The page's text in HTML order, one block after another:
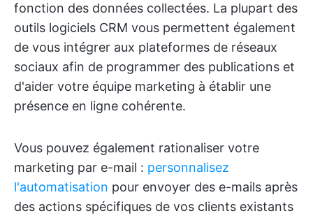
fonction des données collectées. La plupart des
outils logiciels CRM vous permettent également
de vous intégrer aux plateformes de réseaux
sociaux afin de programmer des publications et
d'aider votre équipe marketing à établir une
présence en ligne cohérente.
Vous pouvez également rationaliser votre
marketing par e-mail : personnalisez
l'automatisation pour envoyer des e-mails après
des actions spécifiques de vos clients existants